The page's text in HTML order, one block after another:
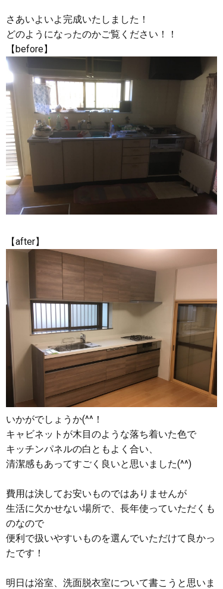
さあいよいよ完成いたしました！
どのようになったのかご覧ください！！
【before】
【after】
いかがでしょうか(^^！
キャビネットが木目のような落ち着いた色で
キッチンパネルの白ともよく合い、
清潔感もあってすごく良いと思いました(^^)
費用は決してお安いものではありませんが
生活に欠かせない場所で、長年使っていただくも
のなので
便利で扱いやすいものを選んでいただけて良かっ
たです！
明日は浴室、洗面脱衣室について書こうと思いま